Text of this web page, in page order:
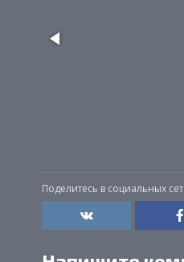
Поделитесь в социальных